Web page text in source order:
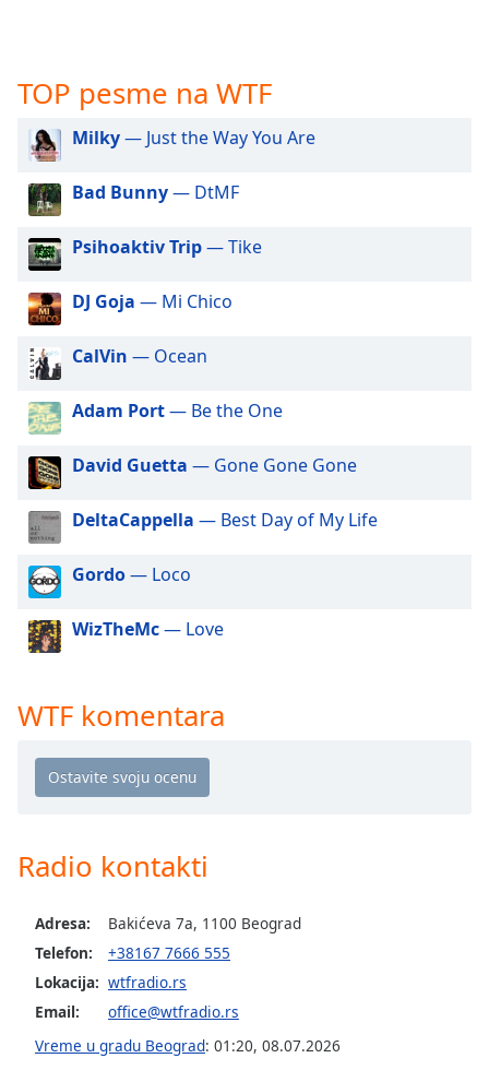
opens
subtitles
settings
dialog
subtitles
off
Audio
Picture-
in-
Picture
This
modal
window.
dialog
window.
Escape
cancel
and
window.
Color
Opacity
Background
Color
TOP pesme na WTF
Milky— Just the Way You Are
Bad Bunny— DtMF
Psihoaktiv Trip— Tike
DJ Goja — Mi Chico
CalVin — Ocean
Adam Port— Be the One
David Guetta — Gone Gone Gone
DeltaCappella — Best Day of My Life
Gordo— Loco
WizTheMc— Love
WTF komentara
Radio kontakti
Adresa:
Bakićeva 7a, 1100 Beograd
Telefon:
+38167 7666 555
Lokacija: wtfradio.rs
Email:
office@wtfradio.rs
Vreme u gradu Beograd: 01:20, 08.07.2026